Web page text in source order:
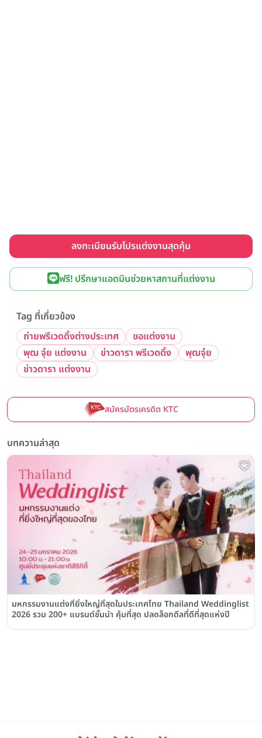
ลงทะเบียนรับโปรแต่งงานสุดคุ้ม
ฟรี! ปรึกษาแอดมินช่วยหาสถานที่แต่งงาน
Tag ที่เกี่ยวข้อง
ถ่ายพรีเวดดิ้งต่างประเทศ
ขอแต่งงาน
พุฒ จุ๋ย แต่งงาน
ข่าวดารา พรีเวดดิ้ง
พุฒจุ๋ย
ข่าวดารา แต่งงาน
สมัครบัตรเครดิต KTC
บทความล่าสุด
มหกรรมงานแต่งที่ยิ่งใหญ่ที่สุดในประเทศไทย Thailand Weddinglist
2026 รวม 200+ แบรนด์ชั้นนำ คุ้มที่สุด ปลดล็อกดีลที่ดีที่สุดแห่งปี